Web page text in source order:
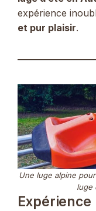
expérience
et pur plaisir.
Une luge alpine
luge
Expérience